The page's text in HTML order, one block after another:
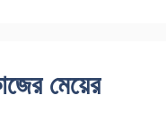
মেয়ের